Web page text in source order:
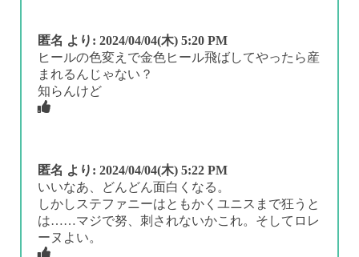
匿名 より: 2024/04/04(木) 5:20 PM
ヒールの色変えで金色ヒール飛ばしてやったら産
まれるんじゃない？
知らんけど
匿名 より: 2024/04/04(木) 5:22 PM
いいなあ、どんどん面白くなる。
しかしステファニーはともかくユニスまで狂うと
は……マジで努、刺されないかこれ。そしてロレ
ーヌよい。